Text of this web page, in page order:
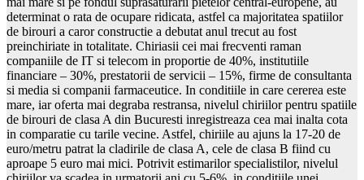
determinat o rata de ocupare ridicata, astfel ca majoritatea spatiilor
de birouri a caror constructie a debutat anul trecut au fost
preinchiriate in totalitate. Chiriasii cei mai frecventi raman
companiile de IT si telecom in proportie de 40%, institutiile
financiare – 30%, prestatorii de servicii – 15%, firme de consultanta
si media si companii farmaceutice. In conditiile in care cererea este
mare, iar oferta mai degraba restransa, nivelul chiriilor pentru spatiile
de birouri de clasa A din Bucuresti inregistreaza cea mai inalta cota
in comparatie cu tarile vecine. Astfel, chiriile au ajuns la 17-20 de
euro/metru patrat la cladirile de clasa A, cele de clasa B fiind cu
aproape 5 euro mai mici. Potrivit estimarilor specialistilor, nivelul